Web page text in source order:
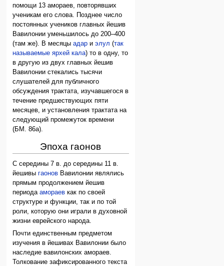
помощи 13 амораев, повторявших
ученикам его слова. Позднее число
постоянных учеников главных йешив
Вавилонии уменьшилось до 200–400
(там же). В месяцыадар иэлул (так
называемые ярхей кала) то в одну, то
в другую из двух главных йешив
Вавилонии стекались тысячи
слушателей для публичного
обсуждения трактата, изучавшегося в
течение предшествующих пяти
месяцев, и установления трактата на
следующий промежуток времени
(БМ. 86а).
Эпоха гаонов
С середины 7 в. до середины 11 в.
йешивыгаонов Вавилонии являлись
прямым продолжением йешив
периодаамораев как по своей
структуре и функции, так и по той
роли, которую они играли в духовной
жизни еврейского народа.
Почти единственным предметом
изучения в йешивах Вавилонии было
наследие вавилонских амораев.
Толкование зафиксированного текста